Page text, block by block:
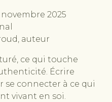
novembre 2025
auteur
ce qui touche
Écrire
se connecter à ce qui
vivant en soi.